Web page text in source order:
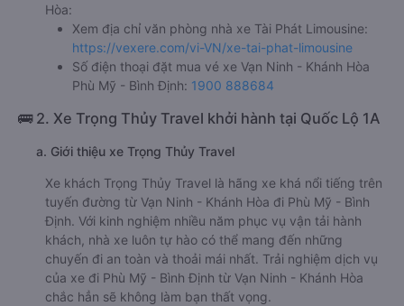
Hòa:
Xem địa chỉ văn phòng nhà xe Tài Phát Limousine:
https://vexere.com/vi-VN/xe-tai-phat-limousine
Số điện thoại đặt mua vé xe Vạn Ninh - Khánh Hòa
Phù Mỹ - Bình Định: 1900 888684
🚌 2. Xe Trọng Thủy Travel khởi hành tại Quốc Lộ 1A
a. Giới thiệu xe Trọng Thủy Travel
Xe khách Trọng Thủy Travel là hãng xe khá nổi tiếng trên
tuyến đường từ Vạn Ninh - Khánh Hòa đi Phù Mỹ - Bình
Định. Với kinh nghiệm nhiều năm phục vụ vận tải hành
khách, nhà xe luôn tự hào có thể mang đến những
chuyến đi an toàn và thoải mái nhất. Trải nghiệm dịch vụ
của xe đi Phù Mỹ - Bình Định từ Vạn Ninh - Khánh Hòa
chắc hẳn sẽ không làm bạn thất vọng.